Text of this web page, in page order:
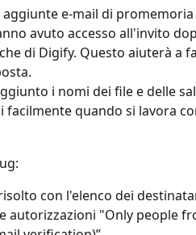
aggiunte e-mail di
avuto accesso all'invito
di Digify. Questo aiuterà a
i nomi dei file e delle
facilmente quando si lavora
con l'elenco dei
autorizzazioni "Only people